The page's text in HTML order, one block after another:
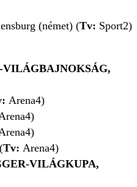
(német) (Tv: Sport2)
VILÁGBAJNOKSÁG,
Arena4)
Tv: Arena4)
VILÁGKUPA,